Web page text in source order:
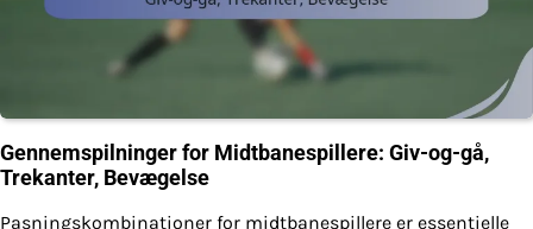
Gennemspilninger for Midtbanespillere: Giv-og-gå,
Trekanter, Bevægelse
Pasningskombinationer for midtbanespillere er essentielle